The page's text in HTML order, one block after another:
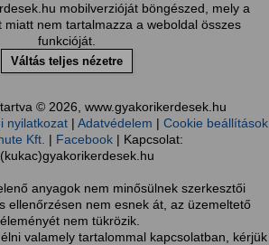
mobilverzióját böngészed, mely a
miatt nem tartalmazza a weboldal összes
funkcióját.
Váltás teljes nézetre
© 2026, www.gyakorikerdesek.hu
nyilatkozat| Adatvédelem | Cookie beállítások
Kft. | Facebook | Kapcsolat:
anyagok nem minősülnek szerkesztői
ellenőrzésen nem esnek át, az üzemeltető
nem tükrözik.
valamely tartalommal kapcsolatban, kérjük